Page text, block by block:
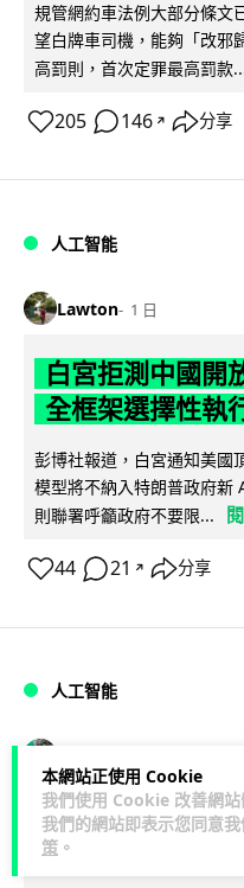
本網站正使用 Cookie
我們使用 Cookie 改善網
我們的網站即表示您同意
策 。
規管網約車法例大部分條文
望白牌車司機，能夠「改邪
高罰則，首次定罪最高罰款
205 146 ↗ 分享
人工智能
Lawton 1 日
白宮拒測中國開
全框架選擇性執
彭博社報道，白宮通知美國
模型將不納入特朗普政府新
則聯署呼籲政府不要限...
44 21 ↗ 分享
人工智能
地盤偷吸煙難逃
感無人機 擬加 AI